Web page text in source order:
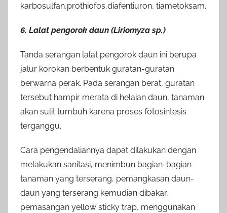
karbosulfan,prothiofos,diafentiuron, tiametoksam.
6. Lalat pengorok daun (Liriomyza sp.)
Tanda serangan lalat pengorok daun ini berupa
jalur korokan berbentuk guratan-guratan
berwarna perak. Pada serangan berat, guratan
tersebut hampir merata di helaian daun, tanaman
akan sulit tumbuh karena proses fotosintesis
terganggu.
Cara pengendaliannya dapat dilakukan dengan
melakukan sanitasi, menimbun bagian-bagian
tanaman yang terserang, pemangkasan daun-
daun yang terserang kemudian dibakar,
pemasangan yellow sticky trap, menggunakan